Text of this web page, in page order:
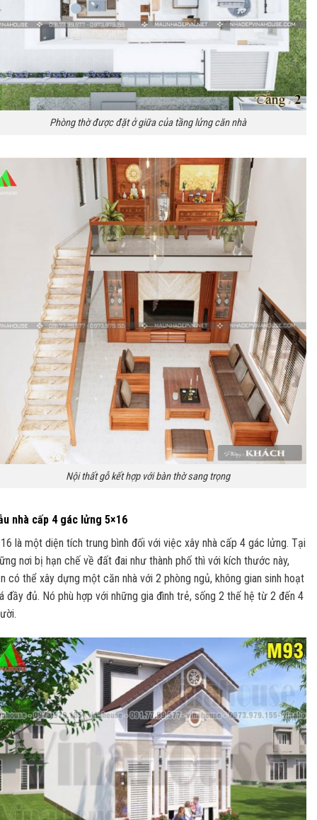
Phòng thờ được đặt ở giữa của tầng lửng căn nhà
Nội thất gỗ kết hợp với bàn thờ sang trọng
nhà cấp 4 gác lửng 5×16
là một diện tích trung bình đối với việc xây nhà cấp 4 gác lửng. Tại
nơi bị hạn chế về đất đai như thành phố thì với kích thước này,
có thể xây dựng một căn nhà với 2 phòng ngủ, không gian sinh hoạt
đầy đủ. Nó phù hợp với những gia đình trẻ, sống 2 thế hệ từ 2 đến 4